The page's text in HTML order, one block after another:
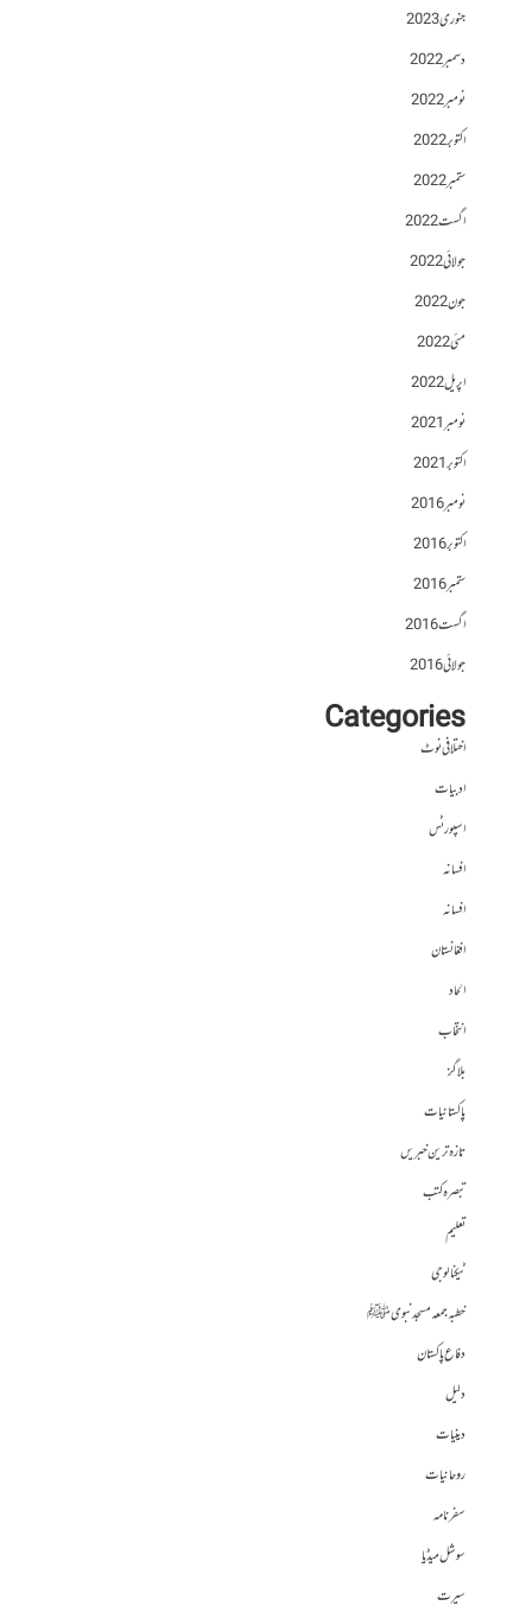
جنوری 2023
دسمبر 2022
نومبر 2022
اکتوبر 2022
ستمبر 2022
اگست 2022
جولائی 2022
جون 2022
مئی 2022
اپریل 2022
نومبر 2021
اکتوبر 2021
نومبر 2016
اکتوبر 2016
ستمبر 2016
اگست 2016
جولائی 2016
Categories
اختلافی نوٹ
ادبیات
اسپورٹس
افسانہ
افسانہ
افغانستان
الحاد
انتخاب
بلاگز
پاکستانیات
تازہ ترین خبریں
تبصرہ کتب
تعلیم
ٹیکنالوجی
خطبہ جمعہ مسجد نبوی ﷺ
دفاع پاکستان
دلیل
دینیات
روحانیات
سفرنامہ
سوشل میڈیا
سیرت